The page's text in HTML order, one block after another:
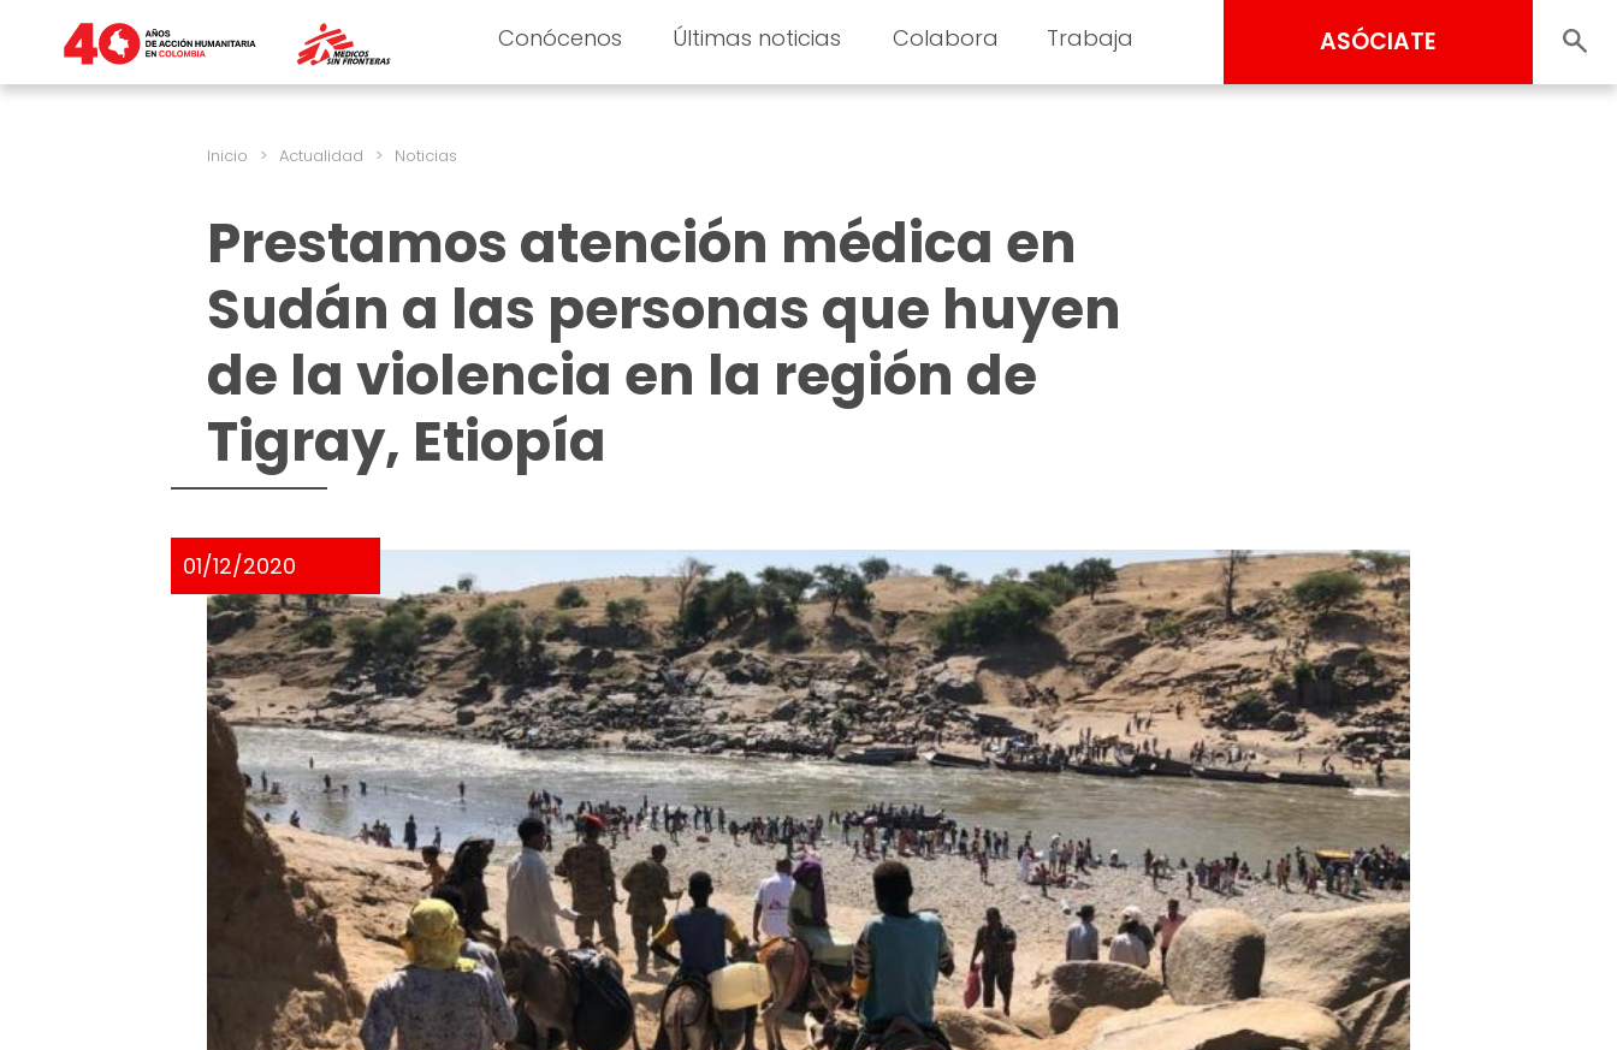
Conócenos Últimas noticias Colabora Trabaja ASÓCIATE
Inicio > Actualidad > Noticias
Prestamos atención médica en
Sudán a las personas que huyen
de la violencia en la región de
Tigray, Etiopía
01/12/2020